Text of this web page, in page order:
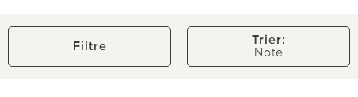
Filtre
Trier:
Note